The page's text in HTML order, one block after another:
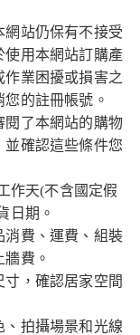
站仍保有不接受
使用本網站訂購產
業困擾或損害之
的註冊帳號。
閱了本網站的購物
並確認這些條件您
作天(不含國定假
日期。
消費、運費、組裝
費。
，確認居家空間
、拍攝場景和光線